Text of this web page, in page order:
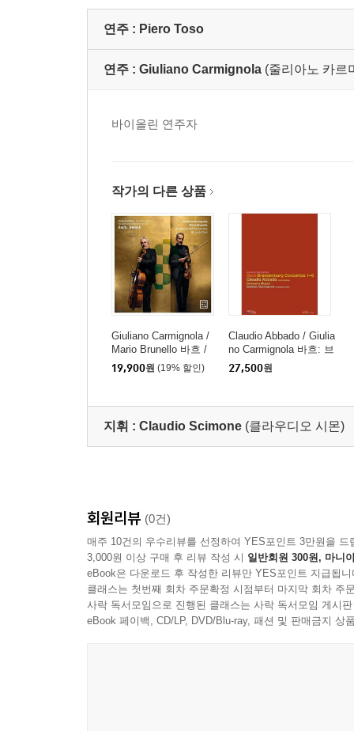
연주 : Piero Toso
연주 : Giuliano Carmignola (줄리아노 카르
바이올린 연주자
작가의 다른 상품
Giuliano Carmignola /
Mario Brunello 바흐 /
비발디: 2대의 바이올
린을 위한 협주곡 [바이
곡반]
19,900원 (19% 할인)
Claudio Abbado / Giulia
no Carmignola 바흐: 브
란덴부르크 협주곡 - 아
바도, 까르미뇰라, 페트
27,500원
지휘 : Claudio Scimone (클라우디오 시몬)
회원리뷰 (0건)
매주 10건의 우수리뷰를 선정하여 YES포인트 3만원을 드
3,000원 이상 구매 후 리뷰 작성 시 일반회원 300원, 마니
eBook은 다운로드 후 작성한 리뷰만 YES포인트 지급됩니
클래스는 첫번째 회차 주문확정 시점부터 마지막 회차 주
사락 독서모임으로 진행된 클래스는 사락 독서모임 게시
eBook 페이백, CD/LP, DVD/Blu-ray, 패션 및 판매금지 상